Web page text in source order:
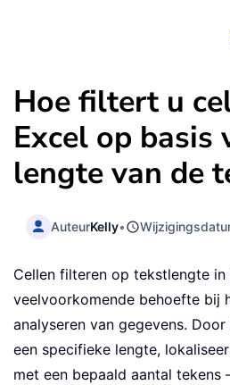
Hoe filtert u
Excel op basis
lengte van de
AuteurKelly•
Cellen filteren op tekstlengte in
veelvoorkomende behoefte bij
analyseren van gegevens.
een specifieke lengte,
met een bepaald aantal